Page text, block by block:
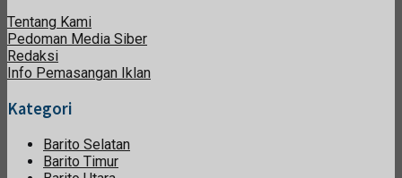
Tentang Kami
Pedoman Media Siber
Redaksi
Info Pemasangan Iklan
Kategori
Barito Selatan
Barito Timur